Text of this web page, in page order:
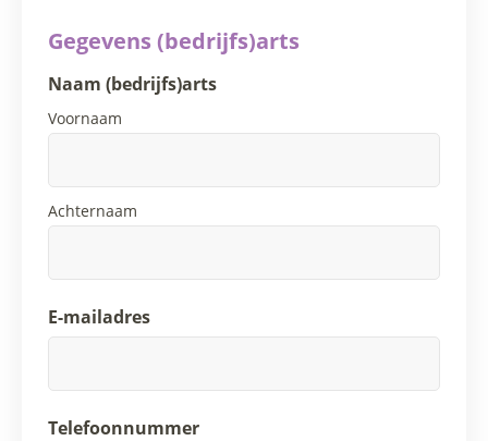
Gegevens (bedrijfs)arts
Naam (bedrijfs)arts
Voornaam
Achternaam
E-mailadres
Telefoonnummer